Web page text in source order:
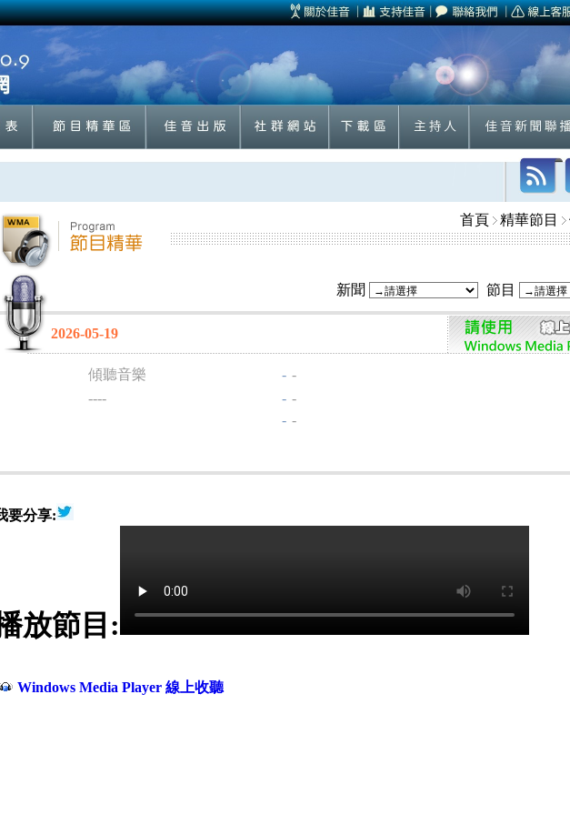
首頁 精華節目
新聞 節目
2026-05-19
傾聽音樂 - -
----
- -
- -
要分享:
放節目:
Windows Media Player 線上收聽